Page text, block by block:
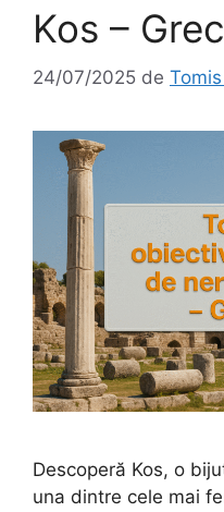
Kos –
24/07/2025 de
Descoperă Kos, o
una dintre cele mai